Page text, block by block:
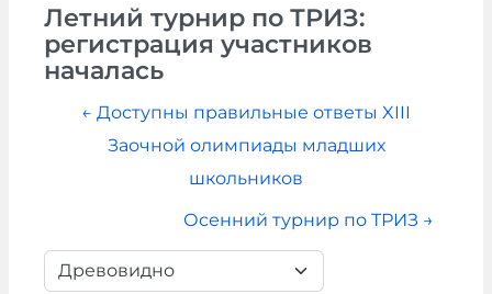
Летний турнир по ТРИЗ:
регистрация участников
началась
← Доступны правильные ответы XIII
Заочной олимпиады младших
школьников
Осенний турнир по ТРИЗ →
Режим отображения